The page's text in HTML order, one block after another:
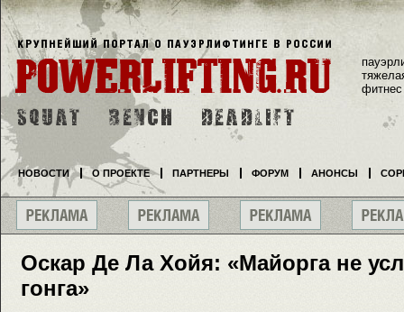
Оскар Де Ла Хойя: «Майорга не
гонга»
фитнес
НОВОСТИ О ПРОЕКТЕ ПАРТНЕРЫ ФОРУМ АНОНСЫ